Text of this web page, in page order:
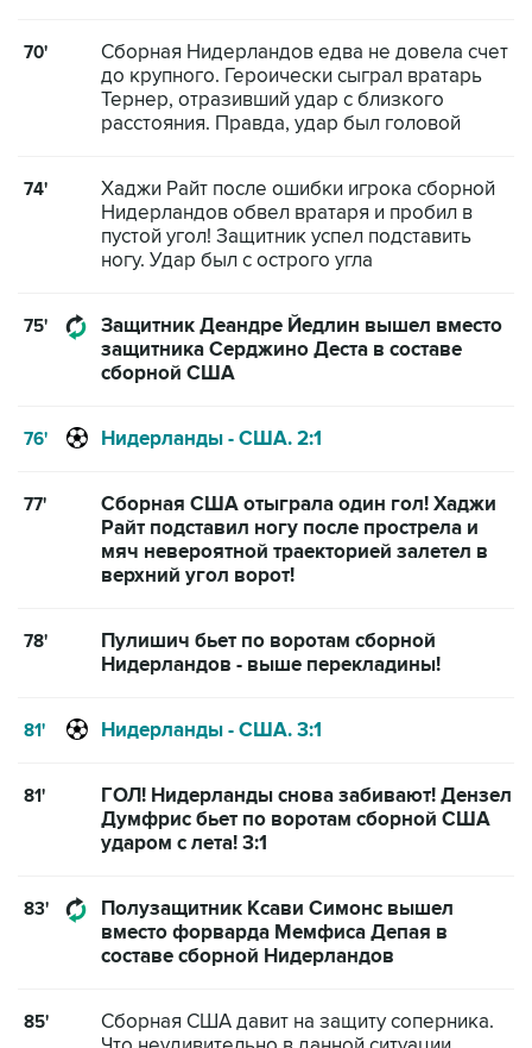
70'
Сборная Нидерландов едва не довела счет
до крупного. Героически сыграл вратарь
Тернер, отразивший удар с близкого
расстояния. Правда, удар был головой
74'
Хаджи Райт после ошибки игрока сборной
Нидерландов обвел вратаря и пробил в
пустой угол! Защитник успел подставить
ногу. Удар был с острого угла
75'
Защитник Деандре Йедлин вышел вместо
защитника Серджино Деста в составе
сборной США
76' Нидерланды - США. 2:1
77'
Сборная США отыграла один гол! Хаджи
Райт подставил ногу после прострела и
мяч невероятной траекторией залетел в
верхний угол ворот!
78'
Пулишич бьет по воротам сборной
Нидерландов - выше перекладины!
81' Нидерланды - США. 3:1
81'
ГОЛ! Нидерланды снова забивают! Дензел
Думфрис бьет по воротам сборной США
ударом с лета! 3:1
83'
Полузащитник Ксави Симонс вышел
вместо форварда Мемфиса Депая в
составе сборной Нидерландов
85'
Сборная США давит на защиту соперника.